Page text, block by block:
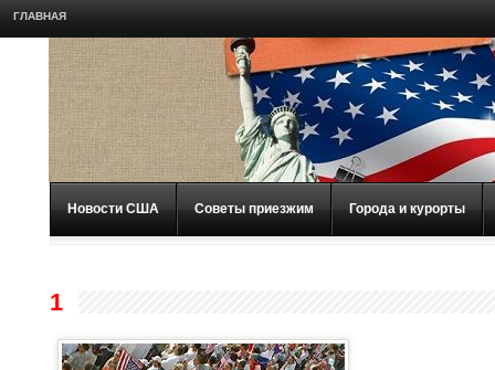
ГЛАВНАЯ
Новости США Советы приезжим Города и курорты
1